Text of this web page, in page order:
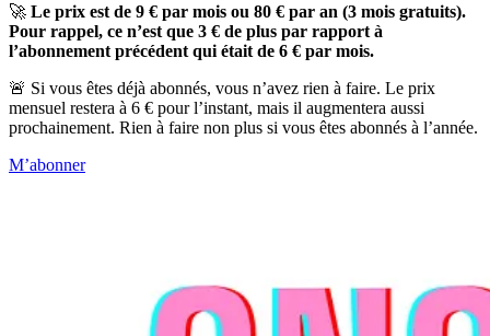
🚀 Le prix est de 9 € par mois ou 80 € par an (3 mois gratuits).
Pour rappel, ce n’est que 3 € de plus par rapport à
l’abonnement précédent qui était de 6 € par mois.
🚨 Si vous êtes déjà abonnés, vous n’avez rien à faire. Le prix
mensuel restera à 6 € pour l’instant, mais il augmentera aussi
prochainement. Rien à faire non plus si vous êtes abonnés à l’année.
M’abonner